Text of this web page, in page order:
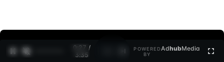
0:27 /
3:35
POWERED
BY
AdhubMedia